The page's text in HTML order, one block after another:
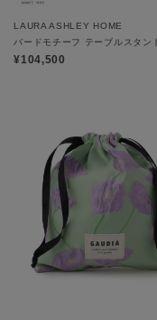
LAURA ASHLEY HOME
バードモチーフ テーブルスタン
¥104,500